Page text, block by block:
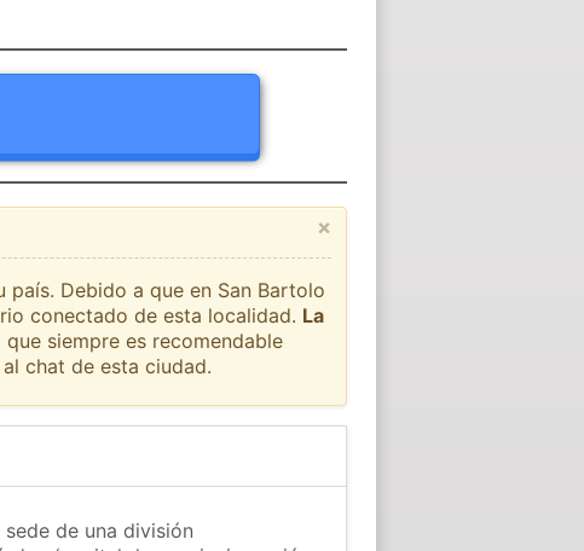
×
Debido a que en San Bartolo
conectado de esta localidad. La
que siempre es recomendable
chat de esta ciudad.
de una división